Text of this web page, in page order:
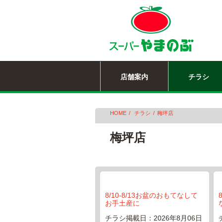
店舗案内 チラシ
HOME チラシ 梅坪店
梅坪店
8/10-8/13お盆のおもてなして
お手土産に
チラシ掲載日：2026年8月06日